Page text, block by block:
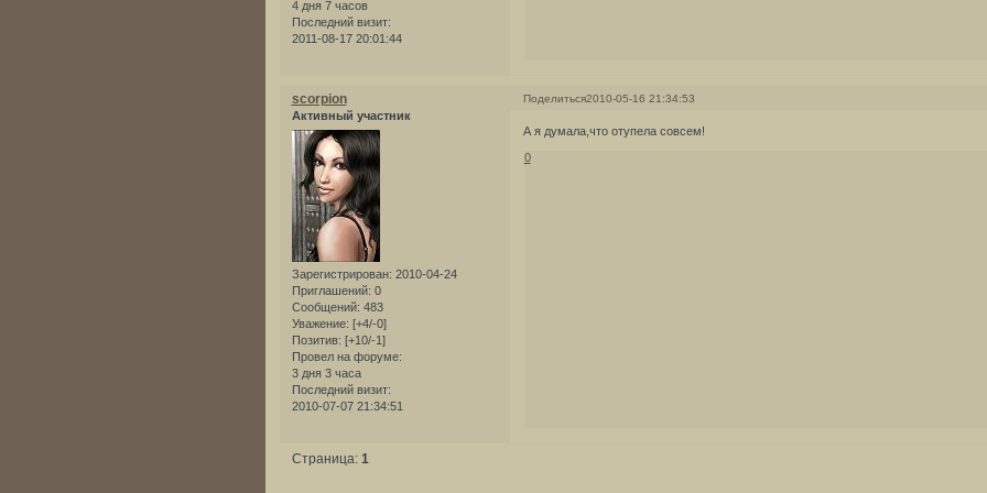
4 дня 7 часов
Последний визит:
2011-08-17 20:01:44
Поделиться2010-05-16 21:34:53
scorpion
Активный участник
Зарегистрирован: 2010-04-24
Приглашений: 0
Сообщений: 483
Уважение: [+4/-0]
Позитив: [+10/-1]
Провел на форуме:
3 дня 3 часа
Последний визит:
2010-07-07 21:34:51
А я думала,что отупела совсем!
0
Страница: 1